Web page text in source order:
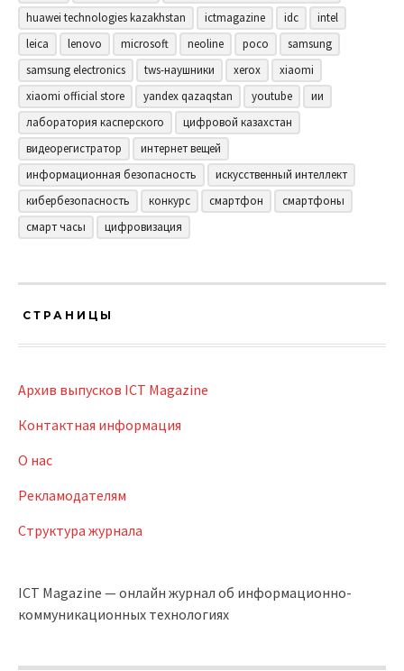
huawei technologies kazakhstan
ictmagazine idc
intel
leica
lenovo microsoft neoline poco
samsung
samsung electronics
tws-наушники xerox
xiaomi
xiaomi official store
yandex qazaqstan youtube
ии
лаборатория касперского
цифровой казахстан
видеорегистратор
интернет вещей
информационная безопасность
искусственный интеллект
кибербезопасность
конкурс смартфон
смартфоны
смарт часы
цифровизация
СТРАНИЦЫ
Архив выпусков ICT Magazine
Контактная информация
О нас
Рекламодателям
Структура журнала
ICT Magazine — онлайн журнал об информационно-
коммуникационных технологиях